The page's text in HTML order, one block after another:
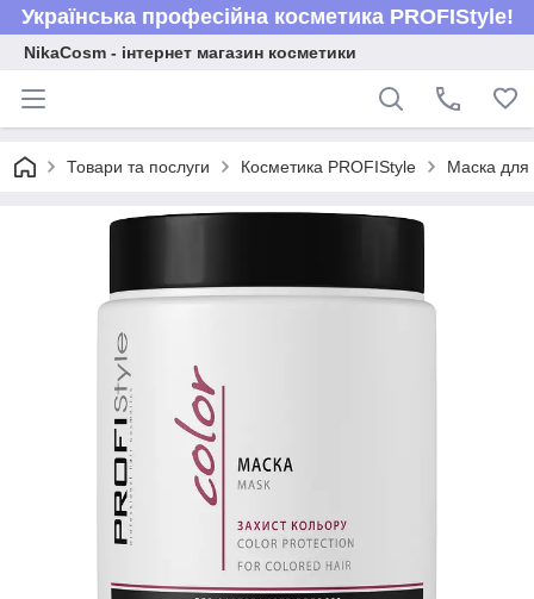
Українська професійна косметика PROFIStyle!
NikaCosm - інтернет магазин косметики
Товари та послуги Косметика PROFIStyle Маска для